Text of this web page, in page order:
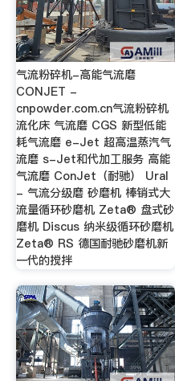
气流粉碎机-高能气流磨
CONJET -
cnpowder.com.cn气流粉碎机
流化床 气流磨 CGS 新型低能
耗气流磨 e-Jet 超高温蒸汽气
流磨 s-Jet和代加工服务 高能
气流磨 ConJet（耐驰） Ural
- 气流分级磨 砂磨机 棒销式大
流量循环砂磨机 Zeta® 盘式砂
磨机 Discus 纳米级循环砂磨机
Zeta® RS 德国耐驰砂磨机新
一代的搅拌